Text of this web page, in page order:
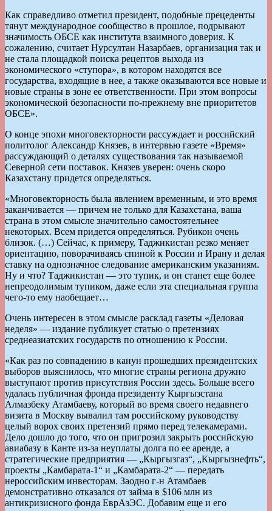
Как справедливо отметил президент, подобные прецеденты
тянут международное сообщество в прошлое, подрывают
значимость ОБСЕ как института взаимного доверия. К
сожалению, считает Нурсултан Назарбаев, организация так и
не стала площадкой поиска рецептов выхода из
экономического «ступора», в котором находятся все
государства, входящие в нее, а также оказываются все новые и
новые страны в зоне ее ответственности. При этом вопросы
экономической безопасности по-прежнему вне приоритетов
ОБСЕ».
О конце эпохи многовекторности рассуждает и российский
политолог Александр Князев, в интервью газете «Время»
рассуждающий о деталях существования так называемой
Северной сети поставок. Князев уверен: очень скоро
Казахстану придется определяться.
«Многовекторность была явлением временным, и это время
заканчивается — причем не только для Казахстана, ваша
страна в этом смысле значительно самостоятельнее
некоторых. Всем придется определяться. Рубикон очень
близок. (…) Сейчас, к примеру, Таджикистан резко меняет
ориентацию, поворачиваясь спиной к России и Ирану и делая
ставку на однозначное следование американским указаниям.
Ну и что? Таджикистан — это тупик, и он станет еще более
непреодолимым тупиком, даже если эта специальная группа
чего-то ему наобещает…
Очень интересен в этом смысле расклад газеты «Деловая
неделя» — издание публикует статью о претензиях
среднеазиатских государств по отношению к России.
«Как раз по совпадению в канун прошедших президентских
выборов выяснилось, что многие страны региона дружно
выступают против присутствия России здесь. Больше всего
удалась публичная фронда президенту Кыргызстана
Алмазбеку Атамбаеву, который во время своего недавнего
визита в Москву вывалил там российскому руководству
целый ворох своих претензий прямо перед телекамерами.
Дело дошло до того, что он пригрозил закрыть российскую
авиабазу в Канте из-за неуплаты долга по ее аренде, а
стратегические предприятия — „Кыргызгаз“, „Кыргызнефть“,
проекты „Камбарата-1“ и „Камбарата-2“ — передать
нероссийским инвесторам. Заодно г-н Атамбаев
демонстративно отказался от займа в $106 млн из
антикризисного фонда ЕврАзЭС. Добавим еще и его